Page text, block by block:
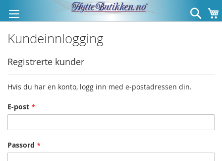
til
innhold
Søk
Kundeinnlogging
Registrerte kunder
Hvis du har en konto, logg inn med e-postadressen din.
E-post
Passord